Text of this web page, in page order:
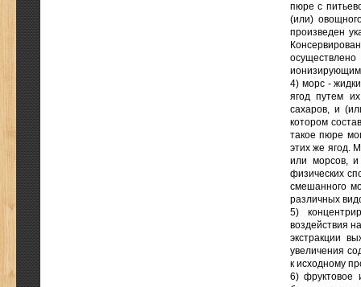
пюре с
(или)
произведен
осуществлено
4) морс -
ягод путем
сахаров, и
котором
такое пюре
этих же ягод.
или морсов, и
физических
смешанного
различных
5)
воздействия
экстракции
увеличения
к исходному
6) фруктовое